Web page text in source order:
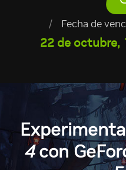
/ Fecha de
22 de octubre,
4con